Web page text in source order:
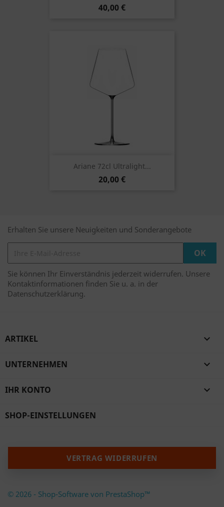
40,00 €
Ariane 72cl Ultralight...
20,00 €
Erhalten Sie unsere Neuigkeiten und Sonderangebote
Sie können Ihr Einverständnis jederzeit widerrufen. Unsere
Kontaktinformationen finden Sie u. a. in der
Datenschutzerklärung.
ARTIKEL 
UNTERNEHMEN 
IHR KONTO 
SHOP-EINSTELLUNGEN
VERTRAG WIDERRUFEN
© 2026 - Shop-Software von PrestaShop™